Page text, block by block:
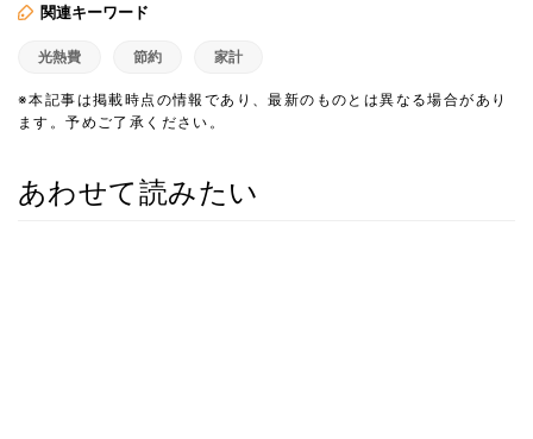
関連キーワード
光熱費 節約 家計
※本記事は掲載時点の情報であり、最新のものとは異なる場合があり
ます。予めご了承ください。
あわせて読みたい